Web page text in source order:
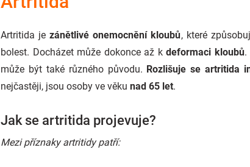
Artritida jezánětlivé onemocnění kloubů, které
bolest. Docházet může dokonce až kdeformaci kloubů.
může být také různého původu. Rozlišuje se artritida
nejčastěji, jsou osoby ve věku nad 65 let.
Jak se artritida projevuje?
Mezi příznaky artritidy patří: